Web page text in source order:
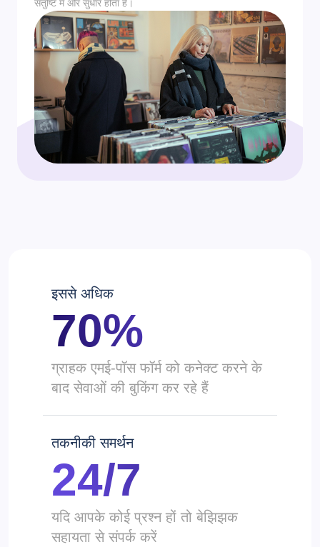
संतुष्टि में और सुधार होता है।
इससे अधिक
70%
ग्राहक एमई-पॉस फॉर्म को कनेक्ट करने के
बाद सेवाओं की बुकिंग कर रहे हैं
तकनीकी समर्थन
24/7
यदि आपके कोई प्रश्न हों तो बेझिझक
सहायता से संपर्क करें